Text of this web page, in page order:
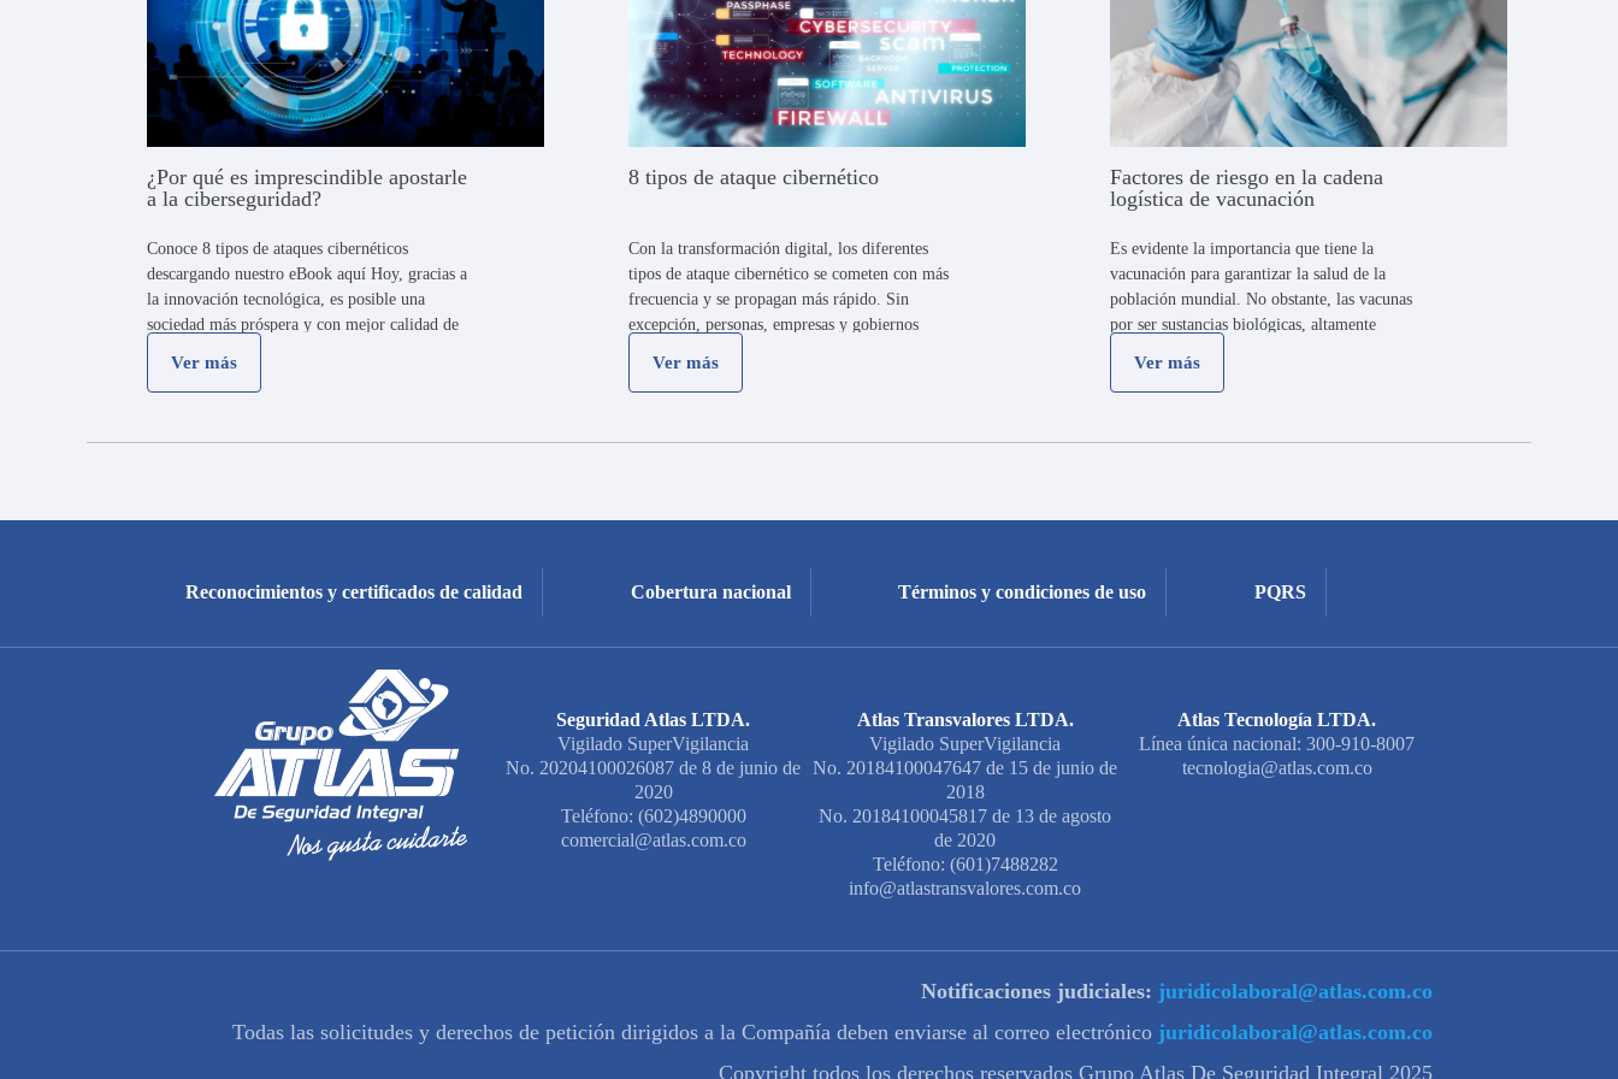
¿Por qué es imprescindible apostarle
a la ciberseguridad?
Conoce 8 tipos de ataques cibernéticos
descargando nuestro eBook aquí Hoy, gracias a
la innovación tecnológica, es posible una
sociedad más próspera y con mejor calidad de
Ver más
8 tipos de ataque cibernético
Con la transformación digital, los diferentes
tipos de ataque cibernético se cometen con más
frecuencia y se propagan más rápido. Sin
excepción, personas, empresas y gobiernos
Ver más
Factores de riesgo en la cadena
logística de vacunación
Es evidente la importancia que tiene la
vacunación para garantizar la salud de la
población mundial. No obstante, las vacunas
por ser sustancias biológicas, altamente
Ver más
Reconocimientos y certificados de calidad Cobertura nacional Términos y condiciones de uso PQRS
Seguridad Atlas LTDA.
Vigilado SuperVigilancia
No. 20204100026087 de 8 de junio de
2020
Teléfono: (602)4890000
comercial@atlas.com.co
Atlas Transvalores LTDA.
Vigilado SuperVigilancia
No. 20184100047647 de 15 de junio de
2018
No. 20184100045817 de 13 de agosto
de 2020
Teléfono: (601)7488282
info@atlastransvalores.com.co
Atlas Tecnología LTDA.
Línea única nacional: 300-910-8007
tecnologia@atlas.com.co
Notificaciones judiciales: juridicolaboral@atlas.com.co
Todas las solicitudes y derechos de petición dirigidos a la Compañía deben enviarse al correo electrónico juridicolaboral@atlas.com.co
Copyright todos los derechos reservados Grupo Atlas De Seguridad Integral 2025